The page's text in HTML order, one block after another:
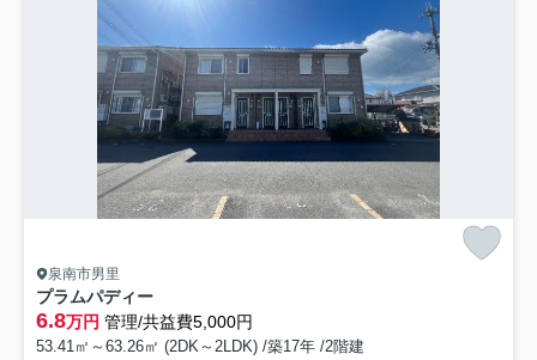
泉南市男里
プラムパディー
6.8万円 管理/共益費5,000円
53.41㎡～63.26㎡ (2DK～2LDK) /築17年 /2階建